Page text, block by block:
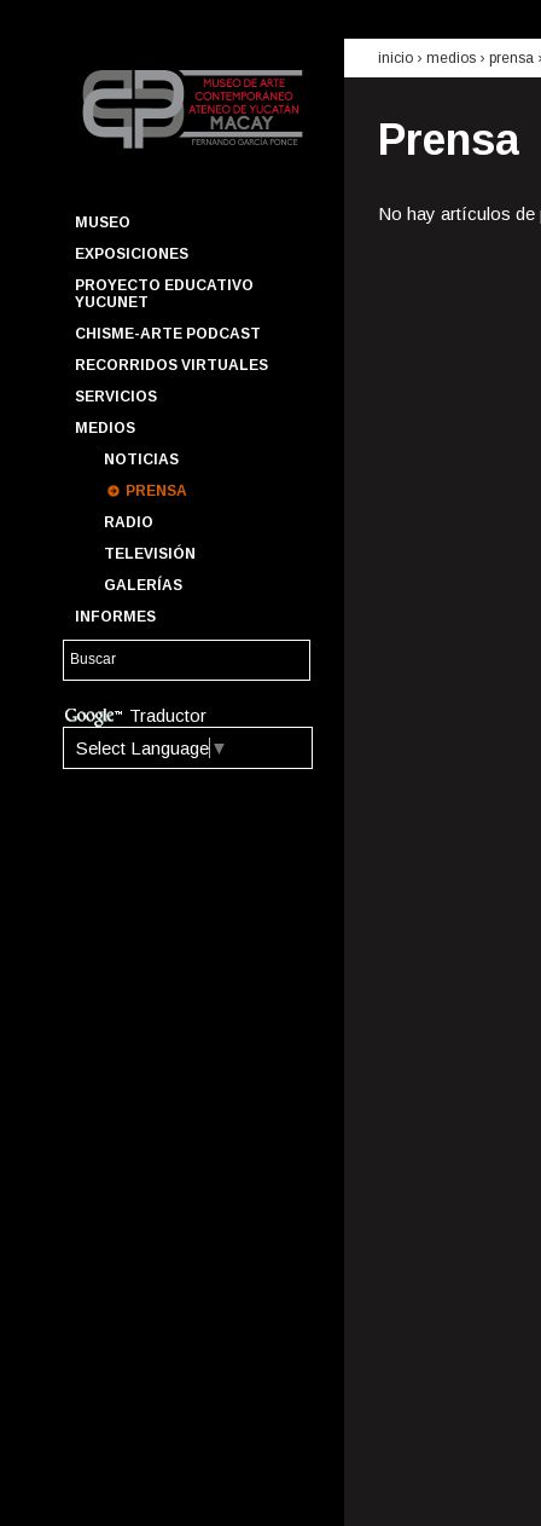
MUSEO
EXPOSICIONES
PROYECTO EDUCATIVO
YUCUNET
CHISME-ARTE PODCAST
RECORRIDOS VIRTUALES
SERVICIOS
MEDIOS
NOTICIAS
PRENSA
RADIO
TELEVISIÓN
GALERÍAS
INFORMES
Traductor
Select Language ▼
inicio › medios › prensa
Prensa
No hay artículos de